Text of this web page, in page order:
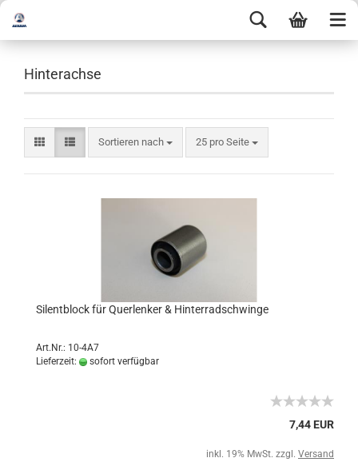
Hinterachse
Sortieren nach 25 pro Seite
Silentblock für Querlenker & Hinterradschwinge
Art.Nr.: 10-4A7
Lieferzeit:
sofort verfügbar
7,44 EUR
inkl. 19% MwSt. zzgl. Versand